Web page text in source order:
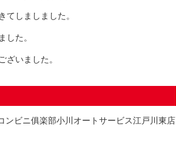
しましました。
した。
ざいました。
ンビニ俱楽部小川オートサービス江戸川東店